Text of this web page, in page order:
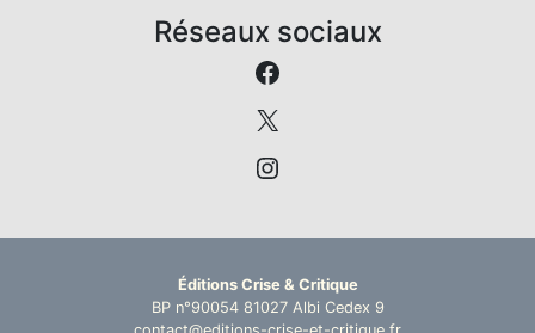
Réseaux sociaux
Facebook
https://twitter.com/
https://
Éditions Crise & Critique
BP n°90054 81027 Albi Cedex 9